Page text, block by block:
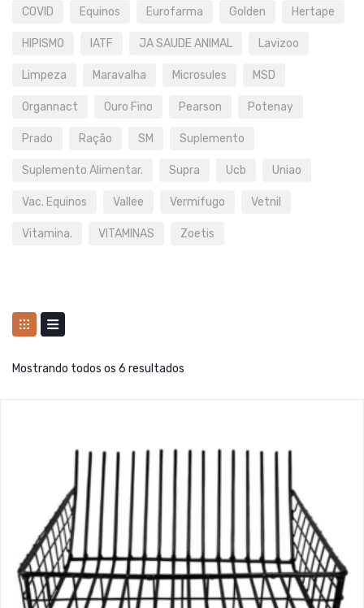
COVID Equinos Eurofarma Golden Hertape
HIPISMO IATF JA SAUDE ANIMAL Lavizoo
Limpeza Maravalha Microsules MSD
Organnact Ouro Fino Pearson Potenay
Prado Ração SM Suplemento
Suplemento Alimentar. Supra Ucb Uniao
Vac. Equinos Vallee Vermifugo Vetnil
Vitamina. VITAMINAS Zoetis
Mostrando todos os 6 resultados